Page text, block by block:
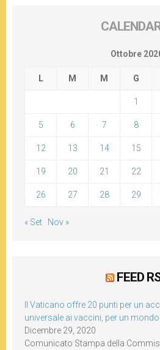
Ottobre
L M M G
1
5 6 7 8
12 13 14 15
19 20 21 22
26 27 28 29
« Set Nov »
FEED
Il Vaticano offre 20 punti per un
universale ai vaccini, per un
Dicembre 29, 2020
Comunicato Stampa della